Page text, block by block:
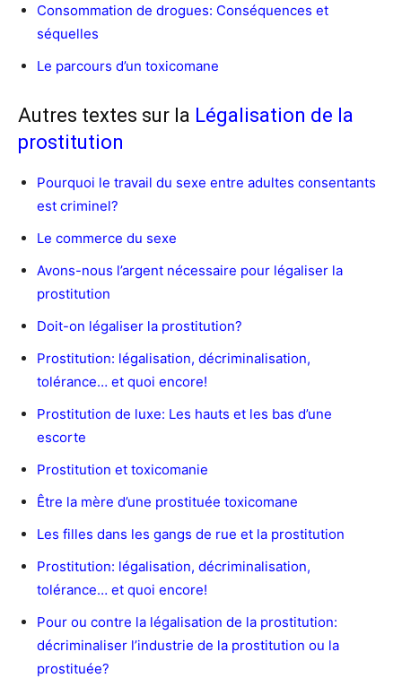
Consommation de drogues: Conséquences et
séquelles
Le parcours d’un toxicomane
Autres textes sur la Légalisation de la
prostitution
Pourquoi le travail du sexe entre adultes consentants
est criminel?
Le commerce du sexe
Avons-nous l’argent nécessaire pour légaliser la
prostitution
Doit-on légaliser la prostitution?
Prostitution: légalisation, décriminalisation,
tolérance… et quoi encore!
Prostitution de luxe: Les hauts et les bas d’une
escorte
Prostitution et toxicomanie
Être la mère d’une prostituée toxicomane
Les filles dans les gangs de rue et la prostitution
Prostitution: légalisation, décriminalisation,
tolérance… et quoi encore!
Pour ou contre la légalisation de la prostitution:
décriminaliser l’industrie de la prostitution ou la
prostituée?